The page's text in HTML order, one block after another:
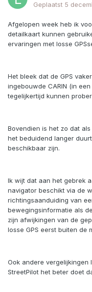
Geplaatst 5
Afgelopen week heb ik
detailkaart kunnen
ervaringen met losse
Het bleek dat de GPS
ingebouwde CARIN (in
tegelijkertijd kunnen
Bovendien is het zo dat
het beduidend langer
beschikbaar zijn.
Ik wijt dat aan het gebrek
navigator beschikt via de
richtingsaanduiding van
bewegingsinformatie als
zijn afwijkingen van de
losse GPS eerst buiten de
Ook andere vergelijkingen
StreetPilot het beter doet